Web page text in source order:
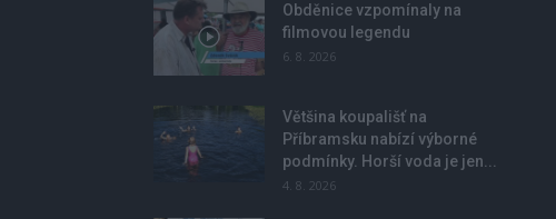
Obděnice vzpomínaly na
filmovou legendu
6. 8. 2026
Většina koupališť na
Příbramsku nabízí výborné
podmínky. Horší voda je jen...
4. 8. 2026